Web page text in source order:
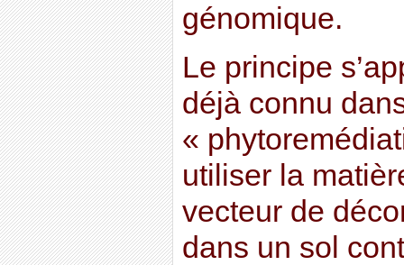
génomique.
Le principe
déjà connu
«
utiliser la
vecteur de
dans un sol